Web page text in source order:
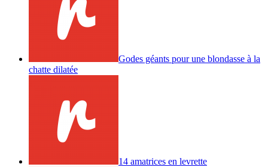
Godes géants pour une blondasse à la
chatte dilatée
14 amatrices en levrette